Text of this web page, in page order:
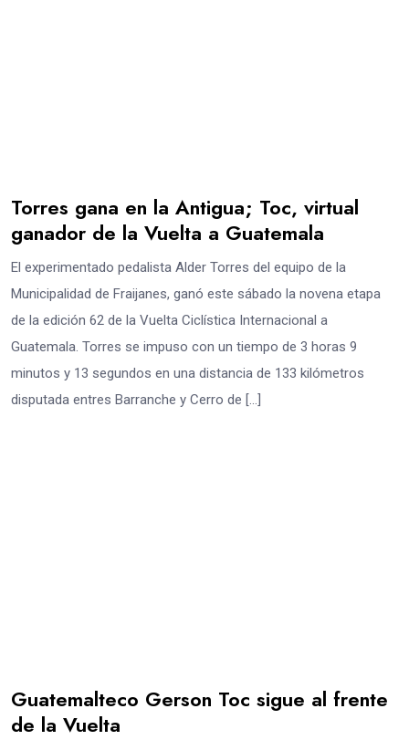
Torres gana en la Antigua; Toc, virtual
ganador de la Vuelta a Guatemala
El experimentado pedalista Alder Torres del equipo de la
Municipalidad de Fraijanes, ganó este sábado la novena etapa
de la edición 62 de la Vuelta Ciclística Internacional a
Guatemala. Torres se impuso con un tiempo de 3 horas 9
minutos y 13 segundos en una distancia de 133 kilómetros
disputada entres Barranche y Cerro de […]
Guatemalteco Gerson Toc sigue al frente
de la Vuelta